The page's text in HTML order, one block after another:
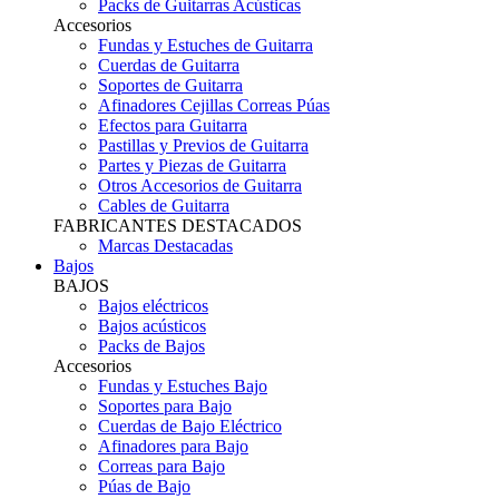
Packs de Guitarras Acústicas
Accesorios
Fundas y Estuches de Guitarra
Cuerdas de Guitarra
Soportes de Guitarra
Afinadores Cejillas Correas Púas
Efectos para Guitarra
Pastillas y Previos de Guitarra
Partes y Piezas de Guitarra
Otros Accesorios de Guitarra
Cables de Guitarra
FABRICANTES DESTACADOS
Marcas Destacadas
Bajos
BAJOS
Bajos eléctricos
Bajos acústicos
Packs de Bajos
Accesorios
Fundas y Estuches Bajo
Soportes para Bajo
Cuerdas de Bajo Eléctrico
Afinadores para Bajo
Correas para Bajo
Púas de Bajo